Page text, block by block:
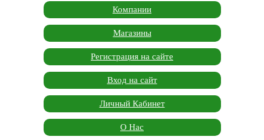
Компании
Магазины
Регистрация на сайте
Вход на сайт
Личный Кабинет
О Нас